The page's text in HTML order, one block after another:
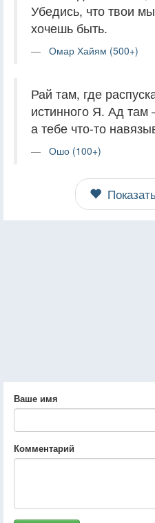
Убедись, что твои
хочешь быть.
Омар Хайям (500+)
Рай там, где
истинного Я. Ад там
а тебе что-то
Ошо (100+)
Ваше имя
Комментарий